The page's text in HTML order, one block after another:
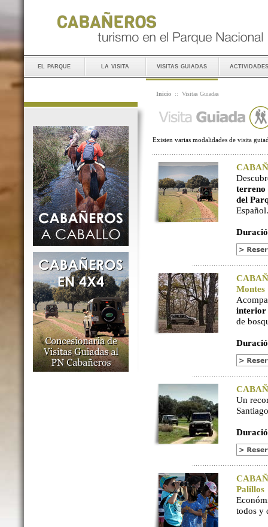
el parque la visita visitas guiadas actividades
Inicio :: Visitas Guiadas
Existen varias modalidades de visita
terreno
del
Español.
Montes
interior
de
Un
Palillos
todos y